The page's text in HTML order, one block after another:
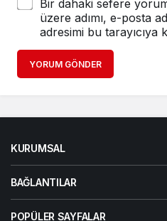
Bir dahaki sefere
üzere adımı, e-posta
adresimi bu tarayıcıya
YORUM GÖNDER
KURUMSAL
BAĞLANTILAR
POPÜLER SAYFALAR